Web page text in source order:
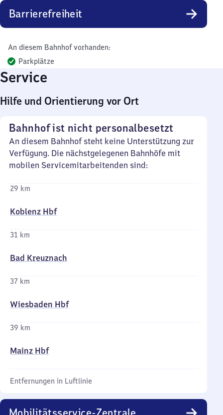
Barrierefreiheit
An diesem Bahnhof vorhanden:
Parkplätze
Service
Hilfe und Orientierung vor Ort
Bahnhof ist nicht personalbesetzt
An diesem Bahnhof steht keine Unterstützung zur
Verfügung. Die nächstgelegenen Bahnhöfe mit
mobilen Servicemitarbeitenden sind:
29 km
Koblenz Hbf
31 km
Bad Kreuznach
37 km
Wiesbaden Hbf
39 km
Mainz Hbf
Entfernungen in Luftlinie